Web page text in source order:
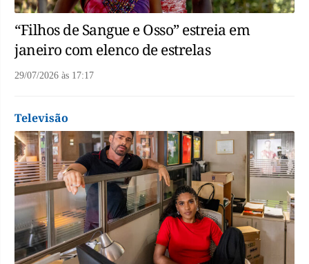
“Filhos de Sangue e Osso” estreia em
janeiro com elenco de estrelas
29/07/2026 às 17:17
Televisão